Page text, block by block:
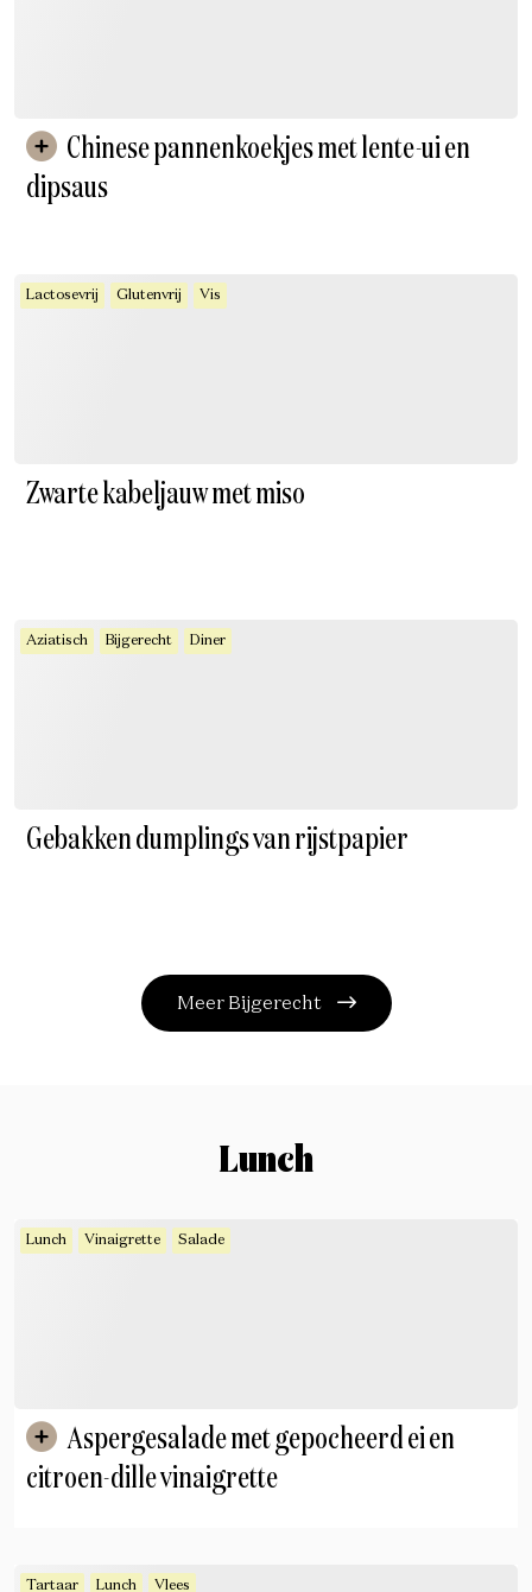
dipsaus
Lactosevrij Glutenvrij Vis
Zwarte kabeljauw met miso
Aziatisch Bijgerecht Diner
Gebakken dumplings van rijstpapier
Meer Bijgerecht
Lunch
Lunch Vinaigrette Salade
citroen-dille vinaigrette
Tartaar Lunch Vlees